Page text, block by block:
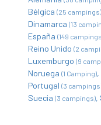
Bélgica (25 campings)
Dinamarca (13
España (149
Reino Unido (2
Luxemburgo (9
Noruega (1 Camping)
Portugal (3
Suecia (3 campings)